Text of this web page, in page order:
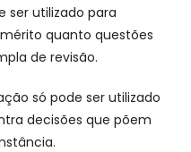
ser utilizado para
quanto questões
de revisão.
só pode ser utilizado
decisões que põem